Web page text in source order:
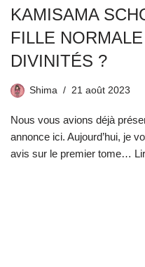
KAMISAMA
FILLE
DIVINITÉS ?
Shima 21 août 2023
Nous vous avions déjà
annonce ici. Aujourd’hui, je
avis sur le premier tome…